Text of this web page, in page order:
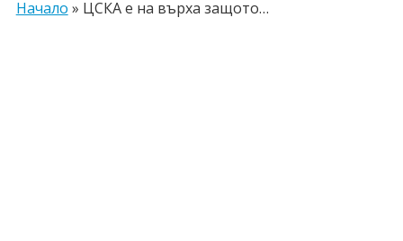
Начало » ЦСКА е на върха защото…